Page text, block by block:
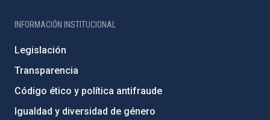
INFORMACIÓN INSTITUCIONAL
Legislación
Transparencia
Código ético y política antifraude
Igualdad y diversidad de género